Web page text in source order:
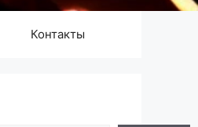
Контакты